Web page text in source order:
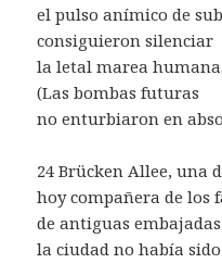
el pulso anímico de
consiguieron silenciar
la letal marea humana.
(Las bombas futuras
no enturbiaron en
24 Brücken Allee, una
hoy compañera de los
de antiguas
la ciudad no había